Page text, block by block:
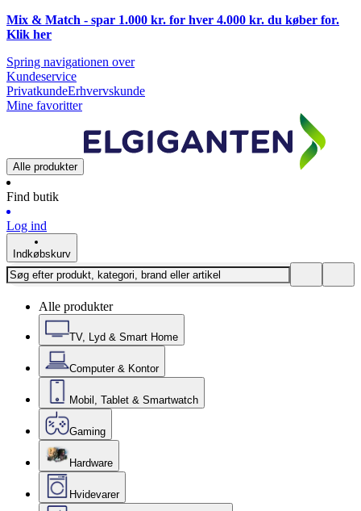
Mix & Match - spar 1.000 kr. for hver 4.000 kr. du køber for.
Klik her
Spring navigationen over
Kundeservice
PrivatkundeErhvervskunde
Mine favoritter
Alle produkter
Find butik
Log ind
Indkøbskurv
Alle produkter
TV, Lyd & Smart Home
Computer & Kontor
Mobil, Tablet & Smartwatch
Gaming
Hardware
Hvidevarer